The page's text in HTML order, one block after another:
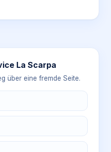
La Scarpa
über eine fremde Seite.